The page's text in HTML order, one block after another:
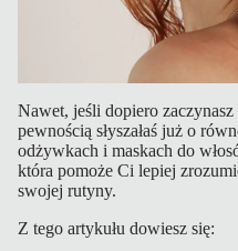
Nawet, jeśli dopiero
pewnością słyszałaś już o
odżywkach i maskach do
która pomoże Ci lepiej
swojej rutyny.
Z tego artykułu dowiesz się: